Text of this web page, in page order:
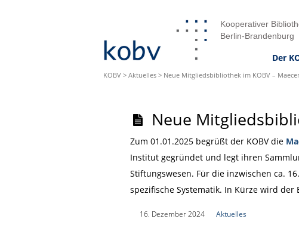
Kooperativer
Berlin-Brandenburg
Der
KOBV > Aktuelles > Neue Mitgliedsbibliothek im KOBV –
Neue
Zum 01.01.2025 begrüßt der KOBV die
Institut gegründet und legt ihren
Stiftungswesen. Für die inzwischen ca.
spezifische Systematik. In Kürze wird
16. Dezember 2024 Aktuelles